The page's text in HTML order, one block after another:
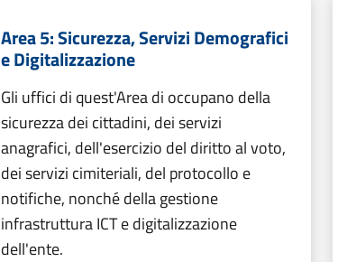
Area 5: Sicurezza, Servizi Demografici
e Digitalizzazione
Gli uffici di quest'Area di occupano della
sicurezza dei cittadini, dei servizi
anagrafici, dell'esercizio del diritto al voto,
dei servizi cimiteriali, del protocollo e
notifiche, nonché della gestione
infrastruttura ICT e digitalizzazione
dell'ente.